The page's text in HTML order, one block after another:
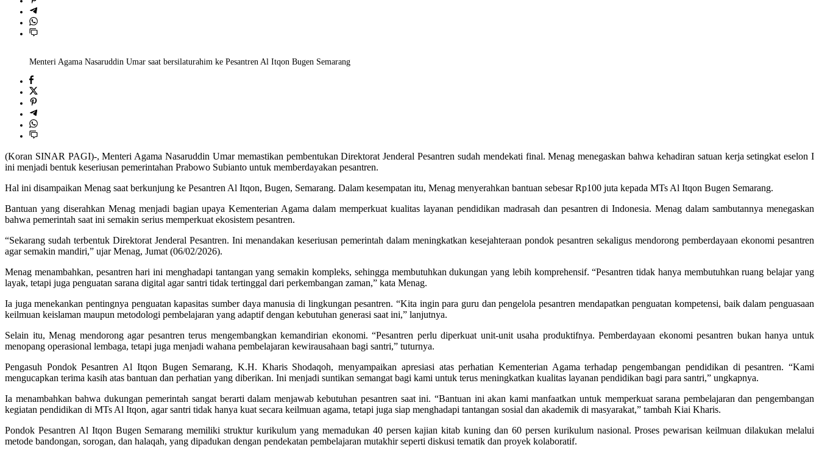
Menteri Agama Nasaruddin Umar saat bersilaturahim ke Pesantren Al Itqon Bugen Semarang
(Koran SINAR PAGI)-, Menteri Agama Nasaruddin Umar memastikan pembentukan Direktorat Jenderal Pesantren sudah mendekati final. Menag menegaskan bahwa kehadiran satuan kerja setingkat eselon I
ini menjadi bentuk keseriusan pemerintahan Prabowo Subianto untuk memberdayakan pesantren.
Hal ini disampaikan Menag saat berkunjung ke Pesantren Al Itqon, Bugen, Semarang. Dalam kesempatan itu, Menag menyerahkan bantuan sebesar Rp100 juta kepada MTs Al Itqon Bugen Semarang.
Bantuan yang diserahkan Menag menjadi bagian upaya Kementerian Agama dalam memperkuat kualitas layanan pendidikan madrasah dan pesantren di Indonesia. Menag dalam sambutannya menegaskan
bahwa pemerintah saat ini semakin serius memperkuat ekosistem pesantren.
“Sekarang sudah terbentuk Direktorat Jenderal Pesantren. Ini menandakan keseriusan pemerintah dalam meningkatkan kesejahteraan pondok pesantren sekaligus mendorong pemberdayaan ekonomi pesantren
agar semakin mandiri,” ujar Menag, Jumat (06/02/2026).
Menag menambahkan, pesantren hari ini menghadapi tantangan yang semakin kompleks, sehingga membutuhkan dukungan yang lebih komprehensif. “Pesantren tidak hanya membutuhkan ruang belajar yang
layak, tetapi juga penguatan sarana digital agar santri tidak tertinggal dari perkembangan zaman,” kata Menag.
Ia juga menekankan pentingnya penguatan kapasitas sumber daya manusia di lingkungan pesantren. “Kita ingin para guru dan pengelola pesantren mendapatkan penguatan kompetensi, baik dalam penguasaan
keilmuan keislaman maupun metodologi pembelajaran yang adaptif dengan kebutuhan generasi saat ini,” lanjutnya.
Selain itu, Menag mendorong agar pesantren terus mengembangkan kemandirian ekonomi. “Pesantren perlu diperkuat unit-unit usaha produktifnya. Pemberdayaan ekonomi pesantren bukan hanya untuk
menopang operasional lembaga, tetapi juga menjadi wahana pembelajaran kewirausahaan bagi santri,” tuturnya.
Pengasuh Pondok Pesantren Al Itqon Bugen Semarang, K.H. Kharis Shodaqoh, menyampaikan apresiasi atas perhatian Kementerian Agama terhadap pengembangan pendidikan di pesantren. “Kami
mengucapkan terima kasih atas bantuan dan perhatian yang diberikan. Ini menjadi suntikan semangat bagi kami untuk terus meningkatkan kualitas layanan pendidikan bagi para santri,” ungkapnya.
Ia menambahkan bahwa dukungan pemerintah sangat berarti dalam menjawab kebutuhan pesantren saat ini. “Bantuan ini akan kami manfaatkan untuk memperkuat sarana pembelajaran dan pengembangan
kegiatan pendidikan di MTs Al Itqon, agar santri tidak hanya kuat secara keilmuan agama, tetapi juga siap menghadapi tantangan sosial dan akademik di masyarakat,” tambah Kiai Kharis.
Pondok Pesantren Al Itqon Bugen Semarang memiliki struktur kurikulum yang memadukan 40 persen kajian kitab kuning dan 60 persen kurikulum nasional. Proses pewarisan keilmuan dilakukan melalui
metode bandongan, sorogan, dan halaqah, yang dipadukan dengan pendekatan pembelajaran mutakhir seperti diskusi tematik dan proyek kolaboratif.